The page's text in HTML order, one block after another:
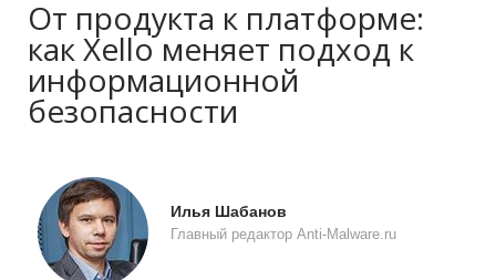
От продукта к платформе:
как Xello меняет подход к
информационной
безопасности
Илья Шабанов
Главный редактор Anti-Malware.ru